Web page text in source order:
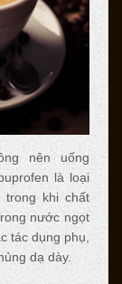
nên uống
là loại
trong khi chất
nước ngọt
tác dụng phụ,
dạ dày.